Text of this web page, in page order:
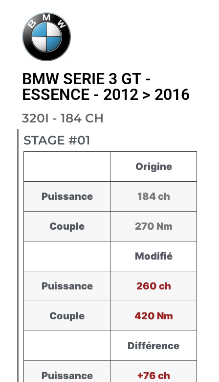
BMW SERIE 3 GT -
ESSENCE - 2012 > 2016
320I - 184 CH
STAGE #01
Origine
Puissance 184 ch
Couple 270 Nm
Modifié
Puissance 260 ch
Couple 420 Nm
Différence
Puissance +76 ch